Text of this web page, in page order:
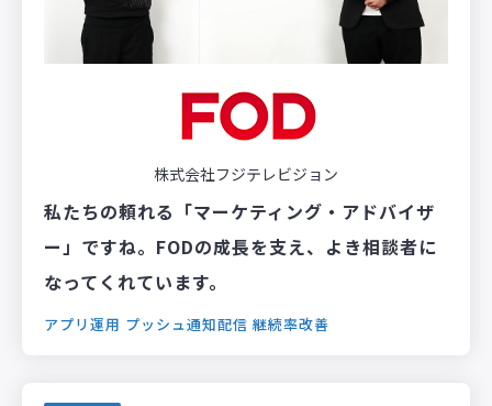
株式会社フジテレビジョン
私たちの頼れる「マーケティング・アドバイザ
ー」ですね。FODの成長を支え、よき相談者に
なってくれています。
アプリ運用 プッシュ通知配信 継続率改善